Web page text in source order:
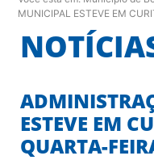
MUNICIPAL ESTEVE EM
ESTEVE EM
QUARTA-